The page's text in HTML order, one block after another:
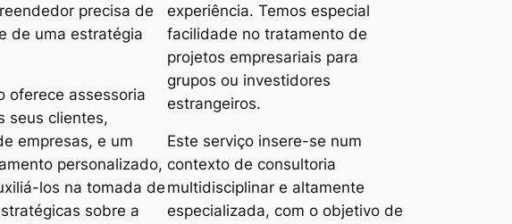
precisa de
de uma estratégia
oferece assessoria
seus clientes,
empresas, e um
personalizado,
los na tomada de
sobre a
experiência. Temos especial
facilidade no tratamento de
projetos empresariais para
grupos ou investidores
estrangeiros.
Este serviço insere-se num
contexto de consultoria
multidisciplinar e altamente
especializada, com o objetivo de